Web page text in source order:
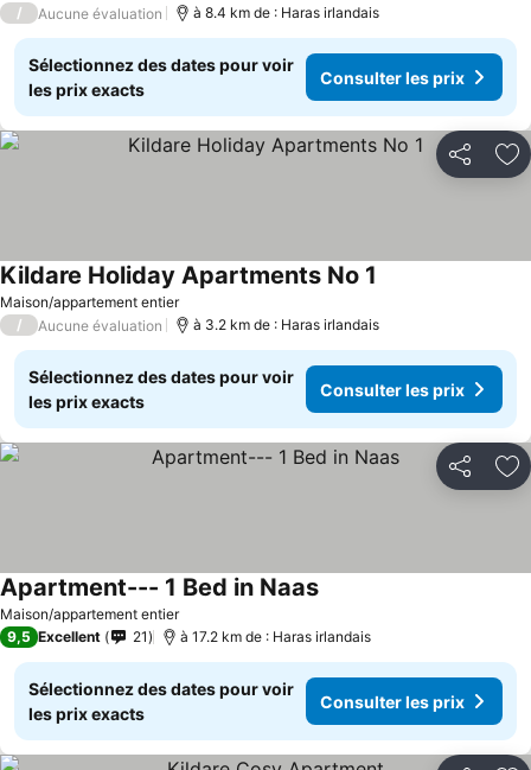
/ Aucune évaluation à 8.4 km de : Haras irlandais
Sélectionnez des dates pour voir
les prix exacts
Consulter les prix
Partager
Maison/appartement entier
Kildare Holiday Apartments No 1
/ Aucune évaluation à 3.2 km de : Haras irlandais
Sélectionnez des dates pour voir
les prix exacts
Consulter les prix
Partager
Maison/appartement entier
Apartment--- 1 Bed in Naas
9,5 Excellent 21 à 17.2 km de : Haras irlandais
Sélectionnez des dates pour voir
les prix exacts
Consulter les prix